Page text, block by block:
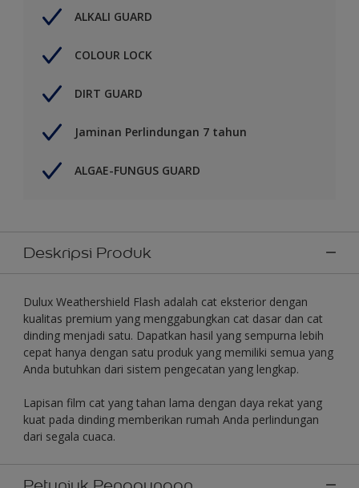
ALKALI GUARD
COLOUR LOCK
DIRT GUARD
Jaminan Perlindungan 7 tahun
ALGAE-FUNGUS GUARD
Deskripsi Produk
Dulux Weathershield Flash adalah cat eksterior dengan
kualitas premium yang menggabungkan cat dasar dan cat
dinding menjadi satu. Dapatkan hasil yang sempurna lebih
cepat hanya dengan satu produk yang memiliki semua yang
Anda butuhkan dari sistem pengecatan yang lengkap.
Lapisan film cat yang tahan lama dengan daya rekat yang
kuat pada dinding memberikan rumah Anda perlindungan
dari segala cuaca.